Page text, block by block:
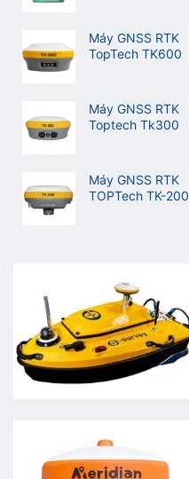
Máy GNSS RTK
TopTech TK600
Máy GNSS RTK
Toptech Tk300
Máy GNSS RTK
TOPTech TK-200